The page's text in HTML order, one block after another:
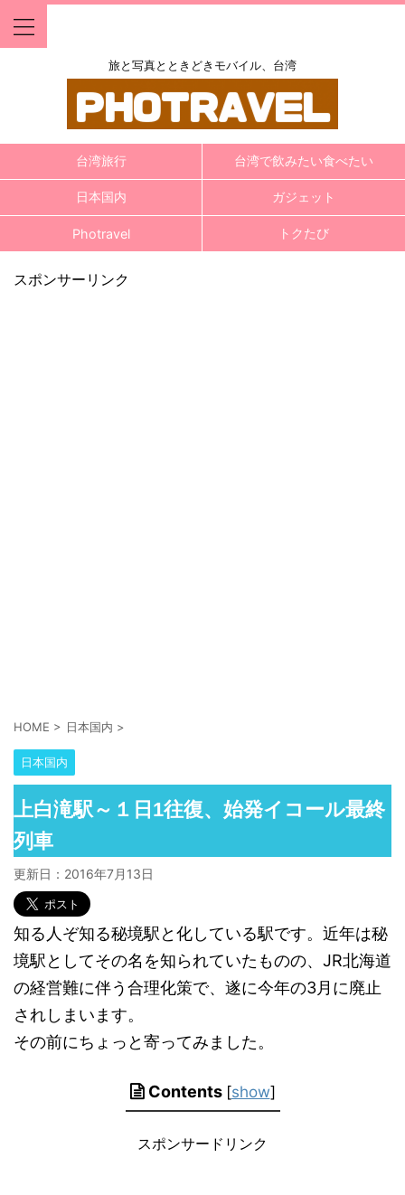
旅と写真とときどきモバイル、台湾
台湾旅行 台湾で飲みたい食べたい
日本国内 ガジェット
Photravel トクたび
スポンサーリンク
HOME > 日本国内 >
日本国内
上白滝駅～１日1往復、始発イコール最終
列車
更新日： 2016年7月13日
知る人ぞ知る秘境駅と化している駅です。近年は秘
境駅としてその名を知られていたものの、JR北海道
の経営難に伴う合理化策で、遂に今年の3月に廃止
されしまいます。
その前にちょっと寄ってみました。
Contents [show]
スポンサードリンク